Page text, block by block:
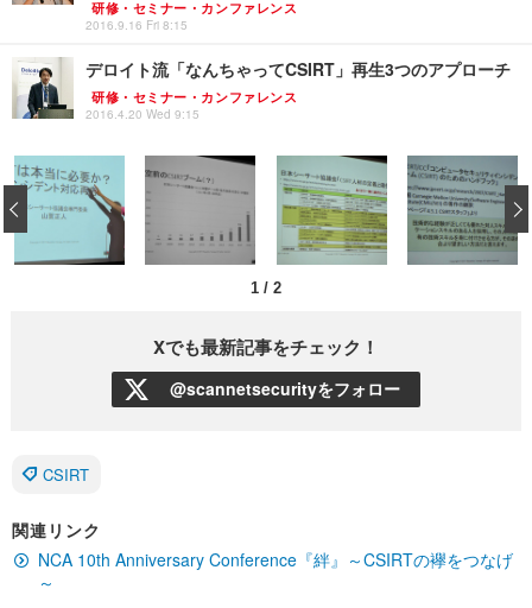
研修・セミナー・カンファレンス
2016.9.16 Fri 8:15
デロイト流「なんちゃってCSIRT」再生3つのアプローチ
研修・セミナー・カンファレンス
2016.4.20 Wed 9:15
1 / 2
‹
Xでも最新記事をチェック！
@scannetsecurityをフォロー
CSIRT
関連リンク
NCA 10th Anniversary Conference『絆』～CSIRTの襷をつなげ
～